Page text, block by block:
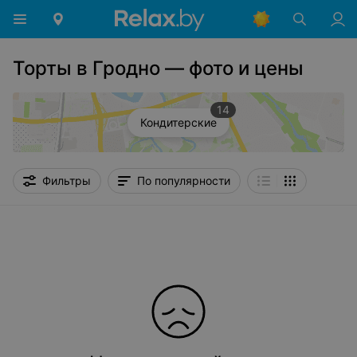
Торты в Гродно — фото и цены
Кондитерские
14
Фильтры По популярности